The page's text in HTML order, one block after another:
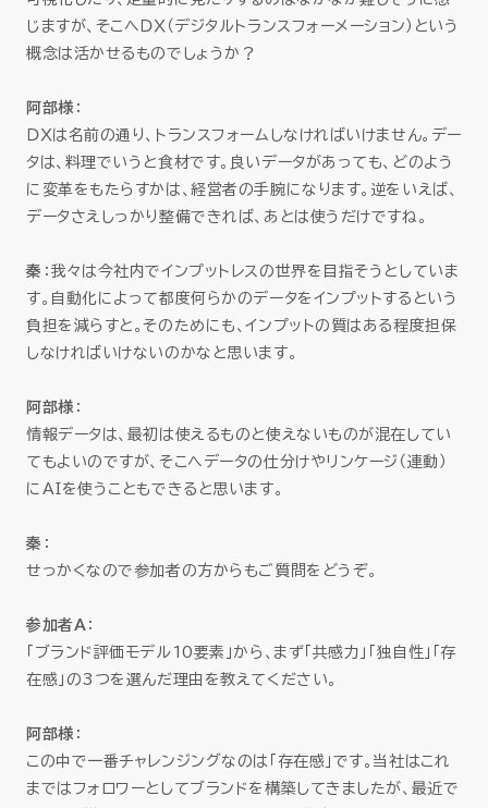
じますが、そこへＤＸ（デジタルトランスフォーメーション）という
概念は活かせるものでしょうか？
阿部様 ：
ＤＸは名前の通り、トランスフォームしなければいけません。デー
タは、料理でいうと食材です。良いデータがあっても、どのよう
に変革をもたらすかは、経営者の手腕になります。逆をいえば、
データさえしっかり整備できれば、あとは使うだけですね。
秦 ：我々は今社内でインプットレスの世界を目指そうとしていま
す。自動化によって都度何らかのデータをインプットするという
負担を減らすと。そのためにも、インプットの質はある程度担保
しなければいけないのかなと思います。
阿部様 ：
情報データは、最初は使えるものと使えないものが混在してい
てもよいのですが、そこへデータの仕分けやリンケージ（連動）
にAIを使うこともできると思います。
秦 ：
せっかくなので参加者の方からもご質問をどうぞ。
参加者A ：
「ブランド評価モデル10要素」から、まず「共感力」「独自性」「存
在感」の3つを選んだ理由を教えてください。
阿部様 ：
この中で一番チャレンジングなのは「存在感」です。当社はこれ
まではフォロワーとしてブランドを構築してきましたが、最近で